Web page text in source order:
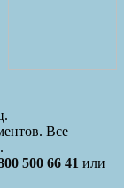
Все
500 66 41 или